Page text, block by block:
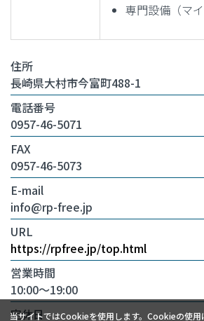
専門設備（マ
住所
長崎県大村市今富町488-1
電話番号
0957-46-5071
FAX
0957-46-5073
E-mail
info@rp-free.jp
URL
https://rpfree.jp/top.html
営業時間
10:00～19:00
定休日
当サイトではCookieを使用します。Cookieの使用